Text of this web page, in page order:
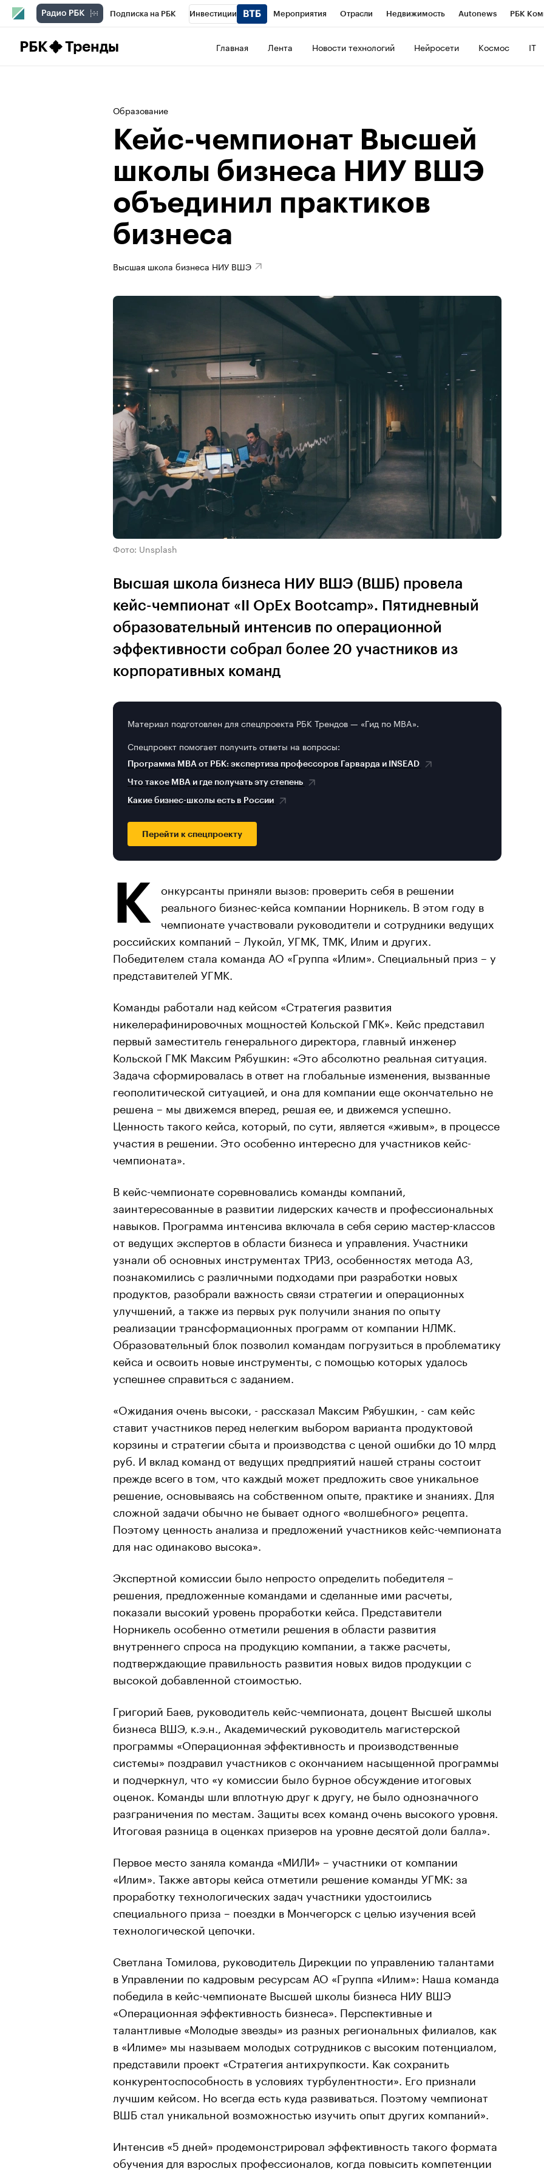
Подписка на РБК Инвестиции Мероприятия Отрасли Недвижимость Autonews РБК
РБК Тренды Главная Лента Новости технологий Нейросети Космос IT
Образование
Кейс-чемпионат Высшей
школы бизнеса НИУ ВШЭ
объединил практиков
бизнеса
Высшая школа бизнеса НИУ ВШЭ
Фото: Unsplash
Высшая школа бизнеса НИУ ВШЭ (ВШБ) провела
кейс-чемпионат «II OpEx Bootcamp». Пятидневный
образовательный интенсив по операционной
эффективности собрал более 20 участников из
корпоративных команд
Материал подготовлен для спецпроекта РБК Трендов — «Гид по MBA».
Спецпроект помогает получить ответы на вопросы:
Программа MBA от РБК: экспертиза профессоров Гарварда и INSEAD
Что такое MBA и где получать эту степень
Какие бизнес-школы есть в России
Перейти к спецпроекту
К
онкурсанты приняли вызов: проверить себя в решении
реального бизнес-кейса компании Норникель. В этом году в
чемпионате участвовали руководители и сотрудники ведущих
российских компаний – Лукойл, УГМК, ТМК, Илим и других.
Победителем стала команда АО «Группа «Илим». Специальный приз – у
представителей УГМК.
Команды работали над кейсом «Стратегия развития
никелерафинировочных мощностей Кольской ГМК». Кейс представил
первый заместитель генерального директора, главный инженер
Кольской ГМК Максим Рябушкин: «Это абсолютно реальная ситуация.
Задача сформировалась в ответ на глобальные изменения, вызванные
геополитической ситуацией, и она для компании еще окончательно не
решена – мы движемся вперед, решая ее, и движемся успешно.
Ценность такого кейса, который, по сути, является «живым», в процессе
участия в решении. Это особенно интересно для участников кейс-
чемпионата».
В кейс-чемпионате соревновались команды компаний,
заинтересованные в развитии лидерских качеств и профессиональных
навыков. Программа интенсива включала в себя серию мастер-классов
от ведущих экспертов в области бизнеса и управления. Участники
узнали об основных инструментах ТРИЗ, особенностях метода А3,
познакомились с различными подходами при разработки новых
продуктов, разобрали важность связи стратегии и операционных
улучшений, а также из первых рук получили знания по опыту
реализации трансформационных программ от компании НЛМК.
Образовательный блок позволил командам погрузиться в проблематику
кейса и освоить новые инструменты, с помощью которых удалось
успешнее справиться с заданием.
«Ожидания очень высоки, - рассказал Максим Рябушкин, - сам кейс
ставит участников перед нелегким выбором варианта продуктовой
корзины и стратегии сбыта и производства с ценой ошибки до 10 млрд
руб. И вклад команд от ведущих предприятий нашей страны состоит
прежде всего в том, что каждый может предложить свое уникальное
решение, основываясь на собственном опыте, практике и знаниях. Для
сложной задачи обычно не бывает одного «волшебного» рецепта.
Поэтому ценность анализа и предложений участников кейс-чемпионата
для нас одинаково высока».
Экспертной комиссии было непросто определить победителя –
решения, предложенные командами и сделанные ими расчеты,
показали высокий уровень проработки кейса. Представители
Норникель особенно отметили решения в области развития
внутреннего спроса на продукцию компании, а также расчеты,
подтверждающие правильность развития новых видов продукции с
высокой добавленной стоимостью.
Григорий Баев, руководитель кейс-чемпионата, доцент Высшей школы
бизнеса ВШЭ, к.э.н., Академический руководитель магистерской
программы «Операционная эффективность и производственные
системы» поздравил участников с окончанием насыщенной программы
и подчеркнул, что «у комиссии было бурное обсуждение итоговых
оценок. Команды шли вплотную друг к другу, не было однозначного
разграничения по местам. Защиты всех команд очень высокого уровня.
Итоговая разница в оценках призеров на уровне десятой доли балла».
Первое место заняла команда «МИЛИ» – участники от компании
«Илим». Также авторы кейса отметили решение команды УГМК: за
проработку технологических задач участники удостоились
специального приза – поездки в Мончегорск с целью изучения всей
технологической цепочки.
Светлана Томилова, руководитель Дирекции по управлению талантами
в Управлении по кадровым ресурсам АО «Группа «Илим»: Наша команда
победила в кейс-чемпионате Высшей школы бизнеса НИУ ВШЭ
«Операционная эффективность бизнеса». Перспективные и
талантливые «Молодые звезды» из разных региональных филиалов, как
в «Илиме» мы называем молодых сотрудников с высоким потенциалом,
представили проект «Стратегия антихрупкости. Как сохранить
конкурентоспособность в условиях турбулентности». Его признали
лучшим кейсом. Но всегда есть куда развиваться. Поэтому чемпионат
ВШБ стал уникальной возможностью изучить опыт других компаний».
Интенсив «5 дней» продемонстрировал эффективность такого формата
обучения для взрослых профессионалов, когда повысить компетенции